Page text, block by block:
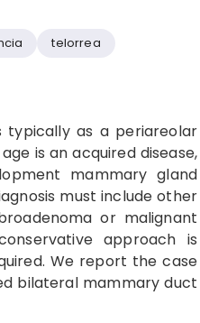
telorrea
typically as a periareolar
is an acquired disease,
mammary gland
must include other
or malignant
approach is
We report the case
bilateral mammary duct